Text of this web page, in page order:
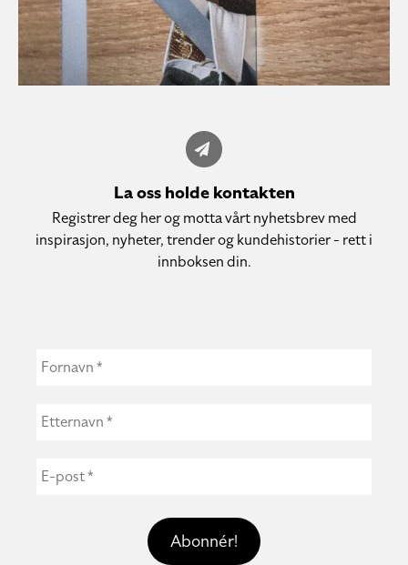
La oss holde kontakten
Registrer deg her og motta vårt nyhetsbrev med
inspirasjon, nyheter, trender og kundehistorier - rett i
innboksen din.